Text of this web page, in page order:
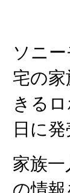
ソニ
宅の
きる
日に
家族